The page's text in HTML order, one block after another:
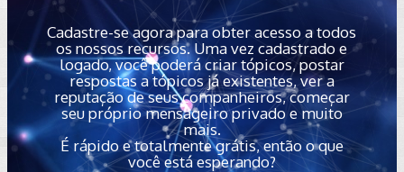
Cadastre-se agora para obter acesso a todos
os nossos recursos. Uma vez cadastrado e
logado, você poderá criar tópicos, postar
respostas a tópicos já existentes, ver a
reputação de seus companheiros, começar
seu próprio mensageiro privado e muito
mais.
É rápido e totalmente grátis, então o que
você está esperando?